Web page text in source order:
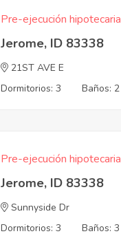
Pre-ejecución hipotecaria
Jerome, ID 83338
21ST AVE E
Dormitorios: 3
Baños: 2
Pre-ejecución hipotecaria
Jerome, ID 83338
Sunnyside Dr
Dormitorios: 3
Baños: 3